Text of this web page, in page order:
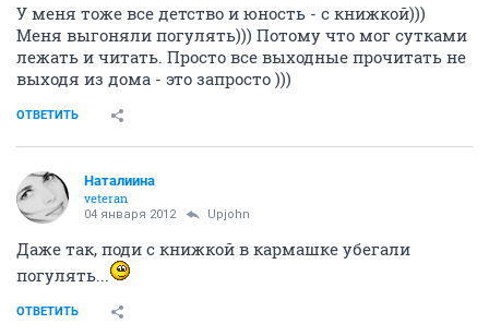
У меня тоже все детство и юность - с книжкой)))
Меня выгоняли погулять))) Потому что мог сутками
лежать и читать. Просто все выходные прочитать не
выходя из дома - это запросто )))
ОТВЕТИТЬ
Наталиина
veteran
04 января 2012 Upjohn
Даже так, поди с книжкой в кармашке убегали
погулять...
ОТВЕТИТЬ